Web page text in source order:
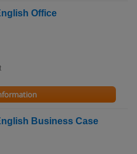
Office
Business Case